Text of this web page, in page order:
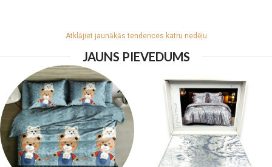
Atklājiet jaunākās tendences katru nedēļu
JAUNS PIEVEDUMS